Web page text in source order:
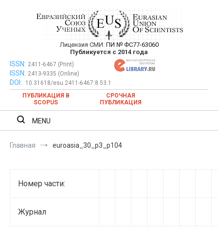
Евразийский Союз Ученых —
публикация научных статей в
ежемесячном научном журнале
Лицензия СМИ: ПИ № ФС77-63060
Публикуется с 2014 года
Евразийский Союз Ученых — публикация научных статей в
ежемесячном научном журнале
ISSN: 2411-6467 (Print)
ISSN: 2413-9335 (Online)
DOI:
10.31618/esu.2411-6467.8.53.1
ПУБЛИКАЦИЯ В
SCOPUS
СРОЧНАЯ
ПУБЛИКАЦИЯ
MENU
Главная euroasia_30_p3_p104
Номер части:
Журнал